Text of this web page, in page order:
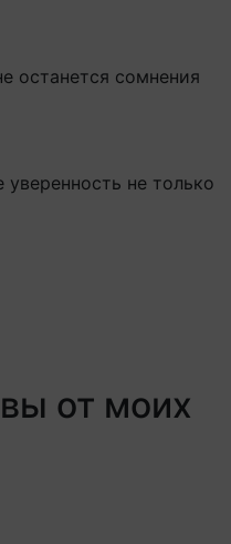
останется сомнения
не только
от моих